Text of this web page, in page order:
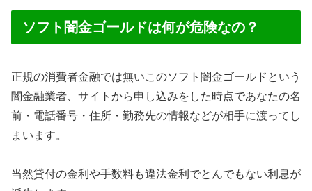
ソフト闇金ゴールドは何が危険なの？
正規の消費者金融では無いこのソフト闇金ゴールドという
闇金融業者、サイトから申し込みをした時点であなたの名
前・電話番号・住所・勤務先の情報などが相手に渡ってし
まいます。
当然貸付の金利や手数料も違法金利でとんでもない利息が